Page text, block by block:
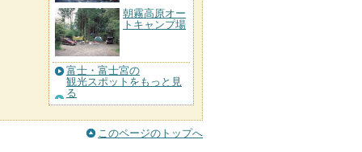
朝霧高原オー
トキャンプ場
富士・富士宮の
観光スポットをもっと見
る
このページのトップへ